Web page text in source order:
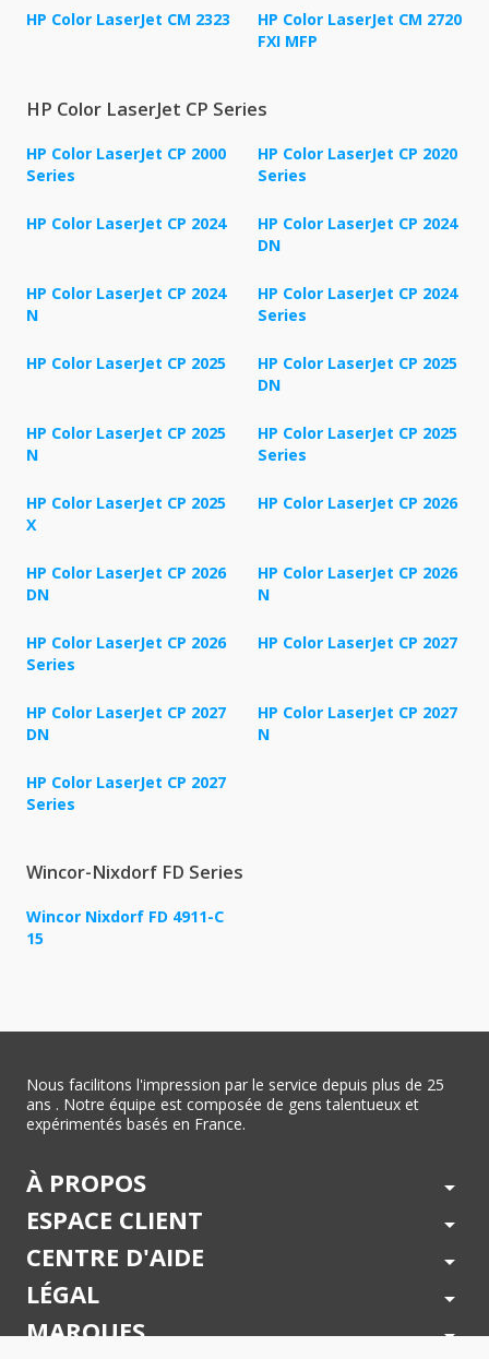
HP Color LaserJet CM 2323
HP Color LaserJet CM 2720
FXI MFP
HP Color LaserJet CP Series
HP Color LaserJet CP 2000
Series
HP Color LaserJet CP 2020
Series
HP Color LaserJet CP 2024
HP Color LaserJet CP 2024
DN
HP Color LaserJet CP 2024
N
HP Color LaserJet CP 2024
Series
HP Color LaserJet CP 2025
HP Color LaserJet CP 2025
DN
HP Color LaserJet CP 2025
N
HP Color LaserJet CP 2025
Series
HP Color LaserJet CP 2025
X
HP Color LaserJet CP 2026
HP Color LaserJet CP 2026
DN
HP Color LaserJet CP 2026
N
HP Color LaserJet CP 2026
Series
HP Color LaserJet CP 2027
HP Color LaserJet CP 2027
DN
HP Color LaserJet CP 2027
N
HP Color LaserJet CP 2027
Series
Wincor-Nixdorf FD Series
Wincor Nixdorf FD 4911-C
15
Nous facilitons l'impression par le service depuis plus de 25
ans . Notre équipe est composée de gens talentueux et
expérimentés basés en France.
À PROPOS arrow_drop_down
ESPACE CLIENT arrow_drop_down
CENTRE D'AIDE arrow_drop_down
LÉGAL arrow_drop_down
MARQUES arrow_drop_down